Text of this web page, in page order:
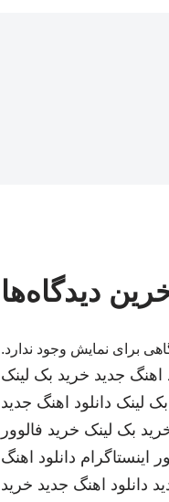
دیدگاه‌ها
برای نمایش وجود ندارد.
اهنگ جدید خرید بک لینک
لینک دانلود اهنگ جدید
بک لینک خرید فالوور
اینستاگرام دانلود اهنگ
دانلود اهنگ جدید خرید